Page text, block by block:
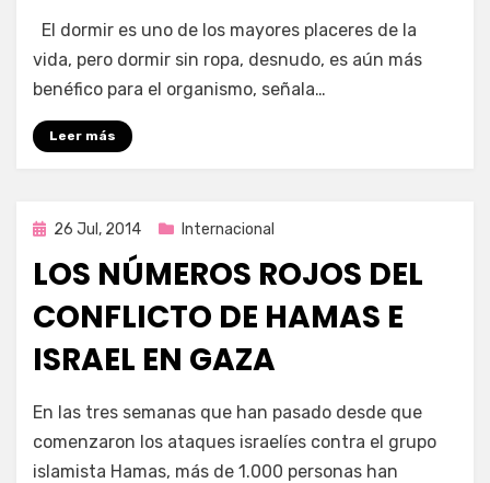
por Enrique
El dormir es uno de los mayores placeres de la
vida, pero dormir sin ropa, desnudo, es aún más
benéfico para el organismo, señala…
Leer más
Publicada
26 Jul, 2014 Internacional
LOS NÚMEROS ROJOS DEL
CONFLICTO DE HAMAS E
ISRAEL EN GAZA
por Enrique
En las tres semanas que han pasado desde que
comenzaron los ataques israelíes contra el grupo
islamista Hamas, más de 1.000 personas han